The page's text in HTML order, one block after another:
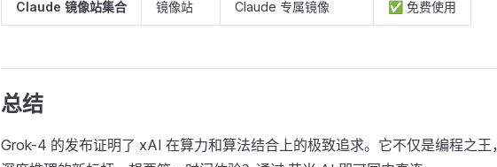
Claude 镜像站集合 镜像站 Claude 专属镜像 ✅ 免费使用
总结
Grok-4 的发布证明了 xAI 在算力和算法结合上的极致追求。它不仅是编程之王